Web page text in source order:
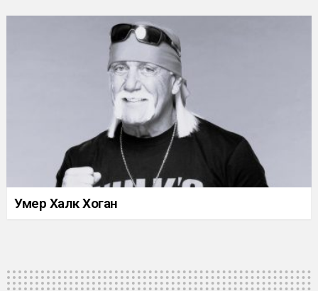
Умер Халк Хоган